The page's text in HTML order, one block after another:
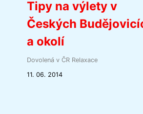
Tipy na výlety v
Českých
a okolí
Dovolená v ČR Relaxace
11. 06. 2014